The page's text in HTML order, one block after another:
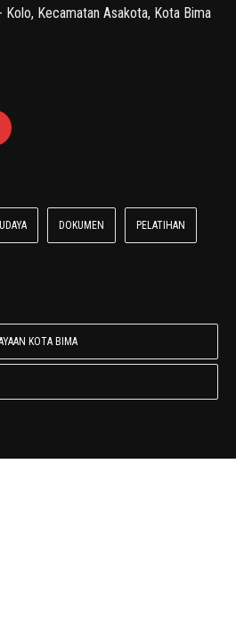
Kolo, Kecamatan Asakota, Kota Bima
DOKUMEN PELATIHAN
KOTA BIMA